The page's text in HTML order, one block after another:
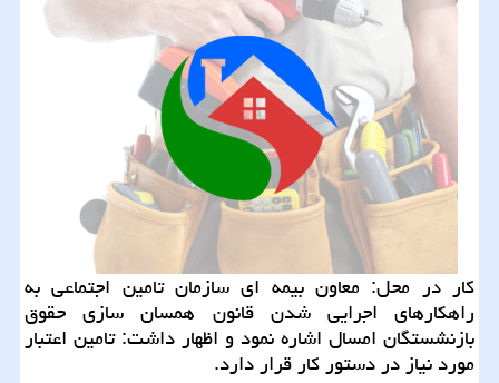
كار در محل: معاون بیمه ای سازمان تامین اجتماعی به
راهكارهای اجرایی شدن قانون همسان سازی حقوق
بازنشستگان امسال اشاره نمود و اظهار داشت: تامین اعتبار
مورد نیاز در دستور كار قرار دارد.